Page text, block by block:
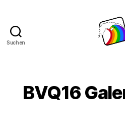
Suchen
BVQ16